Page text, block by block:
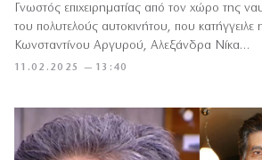
11.02.2025 — 13:40
Γνωστός επιχειρηματίας από τον χώρο της
του πολυτελούς αυτοκινήτου, που
Κωνσταντίνου Αργυρού, Αλεξάνδρα Νίκα…